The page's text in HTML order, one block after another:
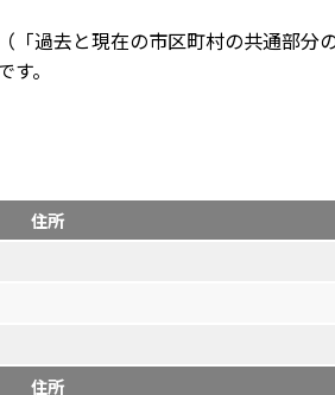
過去と現在の市区町村の共通部
。
住所
住所